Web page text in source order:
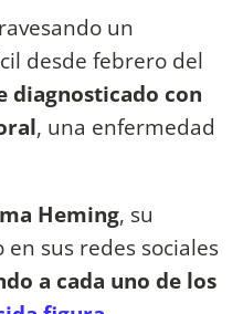
un
desde febrero del
diagnosticado con
, una enfermedad
Heming, su
sus redes sociales
a cada uno de los